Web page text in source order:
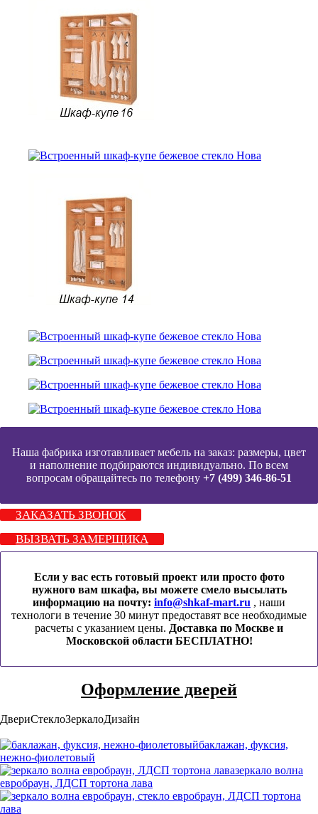
Наша фабрика изготавливает мебель на заказ: размеры, цвет
и наполнение подбираются индивидуально. По всем
вопросам обращайтесь по телефону +7 (499) 346-86-51
ЗАКАЗАТЬ ЗВОНОК
ВЫЗВАТЬ ЗАМЕРЩИКА
Если у вас есть готовый проект или просто фото
нужного вам шкафа, вы можете смело высылать
информацию на почту: info@shkaf-mart.ru , наши
технологи в течение 30 минут предоставят все необходимые
расчеты с указанием цены. Доставка по Москве и
Московской области БЕСПЛАТНО!
Оформление дверей
ДвериСтеклоЗеркалоДизайн
баклажан, фуксия,
нежно-фиолетовый
зеркало волна
евробраун, ЛДСП тортона лава